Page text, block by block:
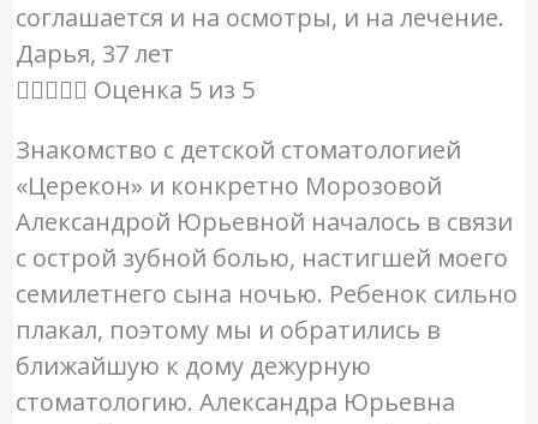
соглашается и на осмотры, и на лечение.
Дарья, 37 лет
 Оценка 5 из 5
Знакомство с детской стоматологией
«Церекон» и конкретно Морозовой
Александрой Юрьевной началось в связи
с острой зубной болью, настигшей моего
семилетнего сына ночью. Ребенок сильно
плакал, поэтому мы и обратились в
ближайшую к дому дежурную
стоматологию. Александра Юрьевна